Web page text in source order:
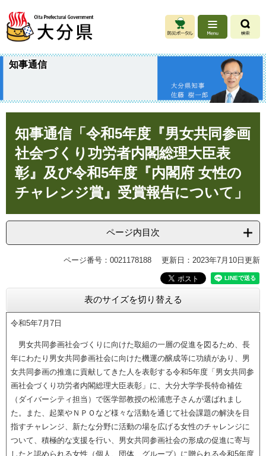
ジ
先
。
ュ
を
て
知事通信
知事通信「令和5年度『男女共同参画
社会づくり功労者内閣総理大臣表
彰』及び令和5年度『内閣府 女性の
チャレンジ賞』受賞報告について」
ページ内目次
ページ番号：0021178188 更新日：2023年7月10日更新
表のサイズを切り替える
令和5年7月7日
男女共同参画社会づくりに向けた取組の一層の促進を図るため、長
年にわたり男女共同参画社会に向けた機運の醸成等に功績があり、男
女共同参画の推進に貢献してきた人を表彰する令和5年度「男女共同参
画社会づくり功労者内閣総理大臣表彰」に、大分大学学長特命補佐
（ダイバーシティ担当）で医学部教授の松浦恵子さんが選ばれまし
た。また、起業やＮＰＯなど様々な活動を通じて社会課題の解決を目
指すチャレンジ、新たな分野に活動の場を広げる女性のチャレンジに
ついて、積極的な支援を行い、男女共同参画社会の形成の促進に寄与
したと認められる女性（個人、団体、グループ）に贈られる令和5年度